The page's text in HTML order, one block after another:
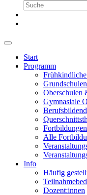
Start
Programm
Grundschulen
Oberschulen
Gymnasiale
Alle
Info
Häufig
Dozent:innen